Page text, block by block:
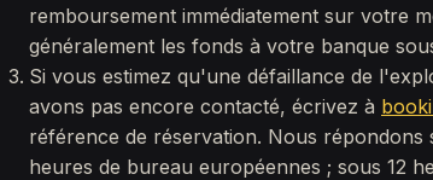
remboursement immédiatement sur votre
généralement les fonds à votre banque
Si vous estimez qu'une défaillance de
avons pas encore contacté, écrivez à
référence de réservation. Nous
heures de bureau européennes ; sous 12